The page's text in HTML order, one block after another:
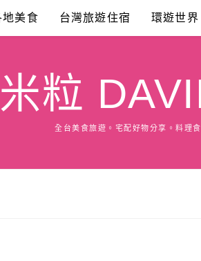
地美食 台灣旅遊住宿 環遊世界
粒
全台美食旅遊。宅配好物分享。料理